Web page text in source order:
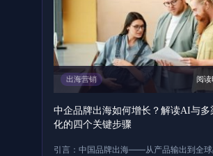
出海营销 阅
中企品牌出海如何增长？解读AI与多
化的四个关键步骤
引言：中国品牌出海——从产品输出到全球